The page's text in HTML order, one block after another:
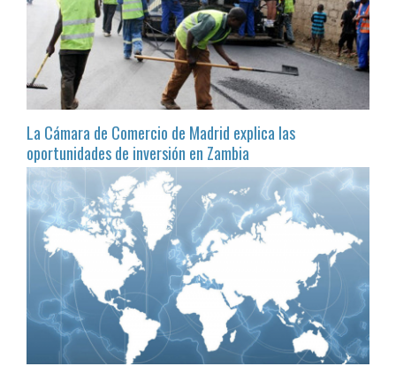
La Cámara de Comercio de Madrid explica las
oportunidades de inversión en Zambia